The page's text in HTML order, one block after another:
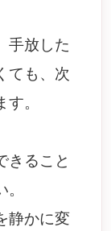
手放した
ても、次
。
きること
静かに変